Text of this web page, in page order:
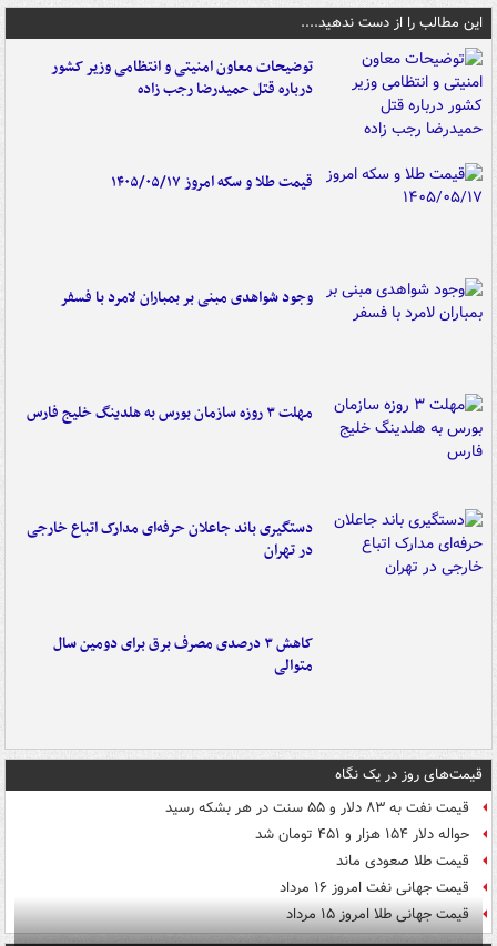
این مطالب را از دست ندهید....
توضیحات معاون امنیتی و انتظامی وزیر کشور
درباره قتل حمیدرضا رجب زاده
قیمت طلا و سکه امروز ۱۴۰۵/۰۵/۱۷
وجود شواهدی مبنی بر بمباران لامرد با فسفر
مهلت ۳ روزه سازمان بورس به هلدینگ خلیج فارس
دستگیری باند جاعلان حرفه‌ای مدارک اتباع خارجی
در تهران
کاهش ۳ درصدی مصرف برق برای دومین سال
متوالی
قیمت‌های روز در یک نگاه
قیمت نفت به ۸۳ دلار و ۵۵ سنت در هر بشکه رسید
حواله دلار ۱۵۴ هزار و ۴۵۱ تومان شد
قیمت طلا صعودی ماند
قیمت جهانی نفت امروز ۱۶ مرداد
قیمت جهانی طلا امروز ۱۵ مرداد